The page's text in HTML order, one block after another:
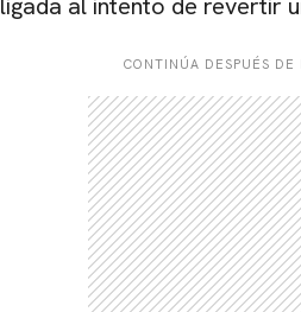
CONTINÚA DESPUÉS DE